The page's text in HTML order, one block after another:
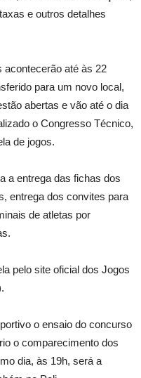
e outros detalhes
acontecerão até às 22
para um novo local,
abertas e vão até o dia
o Congresso Técnico,
de jogos.
a entrega das fichas dos
entrega dos convites para
de atletas por
pelo site oficial dos Jogos
o ensaio do concurso
o comparecimento dos
dia, às 19h, será a